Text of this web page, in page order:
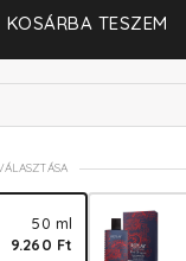
KOSÁRBA TESZEM
50 ml
9.260 Ft